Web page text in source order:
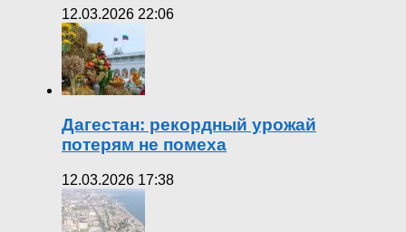
12.03.2026 22:06
Дагестан: рекордный урожай
потерям не помеха
12.03.2026 17:38